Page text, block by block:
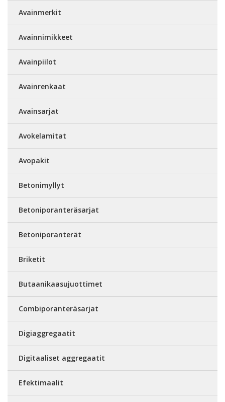
Avainmerkit
Avainnimikkeet
Avainpiilot
Avainrenkaat
Avainsarjat
Avokelamitat
Avopakit
Betonimyllyt
Betoniporanteräsarjat
Betoniporanterät
Briketit
Butaanikaasujuottimet
Combiporanteräsarjat
Digiaggregaatit
Digitaaliset aggregaatit
Efektimaalit